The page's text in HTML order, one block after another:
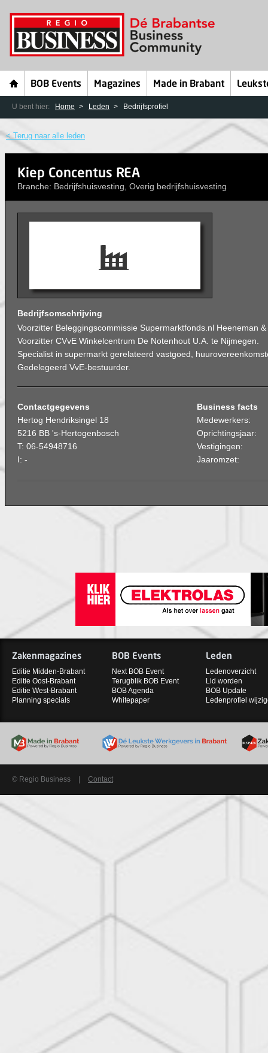
BOB Events Magazines Made in Brabant
U bent hier: Home Leden Bedrijfsprofiel
< Terug naar alle leden
Kiep Concentus REA
Branche: Bedrijfshuisvesting, Overig bedrijfshuisvesting
Bedrijfsomschrijving
Voorzitter Beleggingscommissie Supermarktfonds.nl Heeneman
Voorzitter CVvE Winkelcentrum De Notenhout U.A. te Nijmegen.
Specialist in supermarkt gerelateerd vastgoed,
Gedelegeerd VvE-bestuurder.
Contactgegevens
Hertog Hendriksingel 18
5216 BB 's-Hertogenbosch
T: 06-54948716
I: -
Business facts
Medewerkers:
Oprichtingsjaar:
Vestigingen:
Jaaromzet:
Zakenmagazines
Editie Midden-Brabant
Editie Oost-Brabant
Editie West-Brabant
Planning specials
BOB Events
Next BOB Event
Terugblik BOB Event
BOB Agenda
Whitepaper
Leden
Ledenoverzicht
Lid worden
BOB Update
Ledenprofiel
© Regio Business Contact